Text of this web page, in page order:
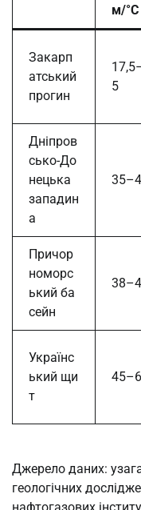
м/°C
Закарп
атський
прогин
5
Дніпров
сько-До
нецька
западин
а
Причор
номорс
ький ба
сейн
Українс
ький щи
т
Джерело даних:
геологічних